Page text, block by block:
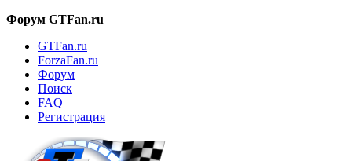
Форум GTFan.ru
GTFan.ru
ForzaFan.ru
Форум
Поиск
FAQ
Регистрация